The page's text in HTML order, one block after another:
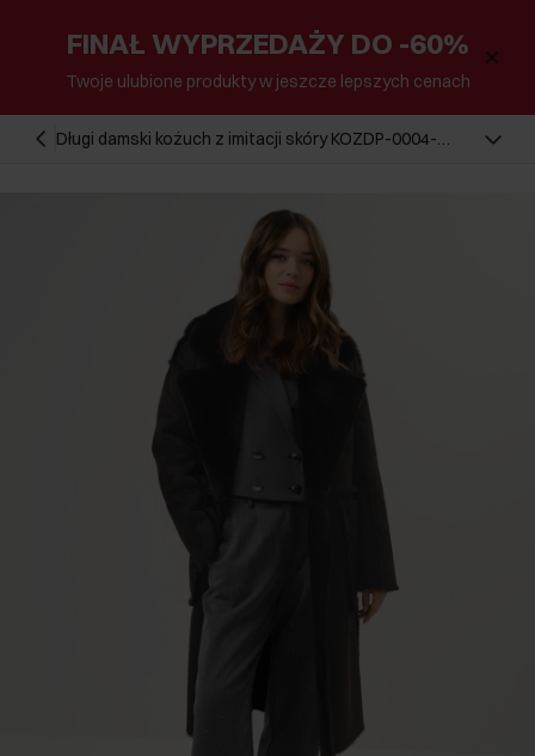
FINAŁ WYPRZEDAŻY DO -60%
Twoje ulubione produkty w jeszcze lepszych cenach
Długi damski kożuch z imitacji skóry KOZDP-0004-